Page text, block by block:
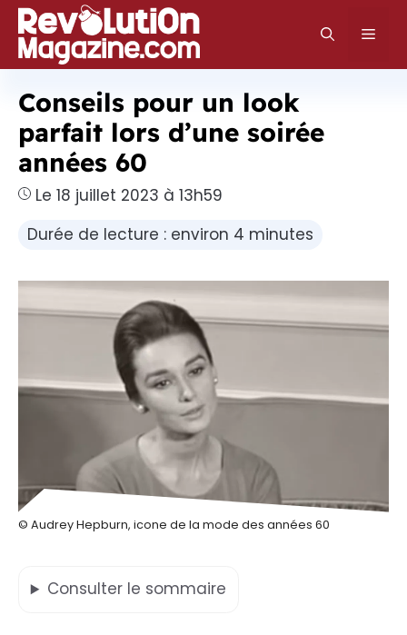
Aller
au
contenu
Conseils pour un look
parfait lors d’une soirée
années 60
Le 18 juillet 2023 à 13h59
Durée de lecture : environ 4 minutes
© Audrey Hepburn, icone de la mode des années 60
Consulter le sommaire